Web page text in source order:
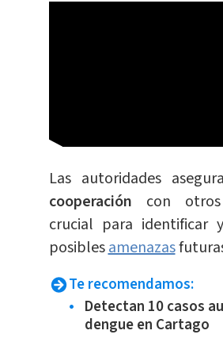
Las autoridades
cooperación con
crucial para identificar
posiblesamenazas
Te recomendamos:
Detectan 10 casos
dengue en Cartago